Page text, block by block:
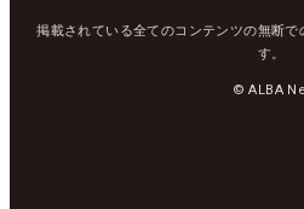
掲載されている全てのコンテンツの無断
す。
© ALBA